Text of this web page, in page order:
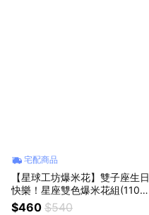
宅配商品
【星球工坊爆米花】雙子座生日
快樂！星座雙色爆米花組(110g×
2送10g×2)
$460 $540